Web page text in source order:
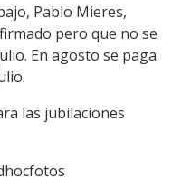
Pablo Mieres,
pero que no se
En agosto se paga
las jubilaciones